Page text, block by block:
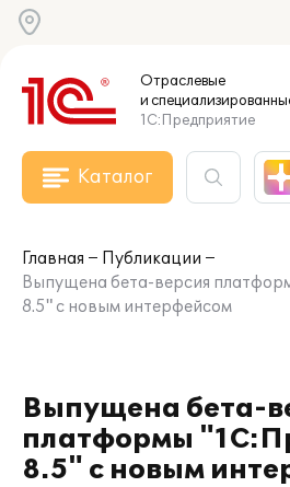
Отраслевые
и
1С:Предприятие
Каталог
Главная
Публикации
Выпущена бета-версия
8.5" с новым интерфейсом
Выпущена бета-
платформы
8.5" с новым